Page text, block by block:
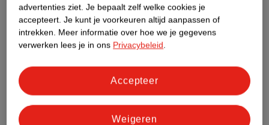
Etiketinformatie
Impact Score.
advertenties ziet. Je bepaalt zelf welke cookies je
accepteert. Je kunt je voorkeuren altijd aanpassen of
intrekken. Meer informatie over hoe we je gegevens
verwerken lees je in ons Privacybeleid.
Weigeren
Accepteer